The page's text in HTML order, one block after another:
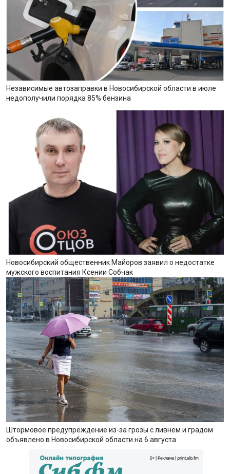
Независимые автозаправки в Новосибирской области в июле
недополучили порядка 85% бензина
Новосибирский общественник Майоров заявил о недостатке
мужского воспитания Ксении Собчак
Штормовое предупреждение из-за грозы с ливнем и градом
объявлено в Новосибирской области на 6 августа